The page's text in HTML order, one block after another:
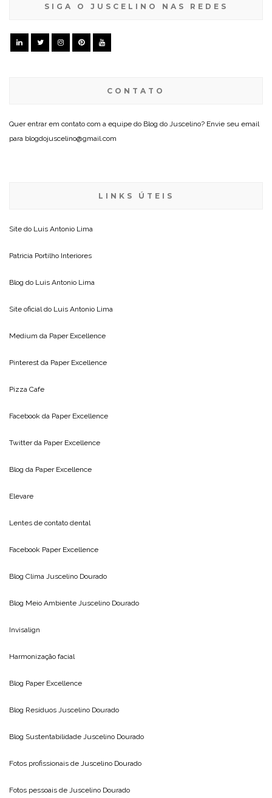
SIGA O JUSCELINO NAS REDES
CONTATO
Quer entrar em contato com a equipe do Blog do Juscelino? Envie seu email
para blogdojuscelino@gmail.com
LINKS ÚTEIS
Site do Luis Antonio Lima
Patricia Portilho Interiores
Blog do Luis Antonio Lima
Site oficial do Luis Antonio Lima
Medium da Paper Excellence
Pinterest da Paper Excellence
Pizza Cafe
Facebook da Paper Excellence
Twitter da Paper Excellence
Blog da Paper Excellence
Elevare
Lentes de contato dental
Facebook Paper Excellence
Blog Clima Juscelino Dourado
Blog Meio Ambiente Juscelino Dourado
Invisalign
Harmonização facial
Blog Paper Excellence
Blog Resíduos Juscelino Dourado
Blog Sustentabilidade Juscelino Dourado
Fotos profissionais de Juscelino Dourado
Fotos pessoais de Juscelino Dourado